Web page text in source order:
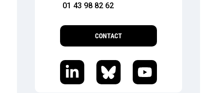
01 43 98 82 62
CONTACT